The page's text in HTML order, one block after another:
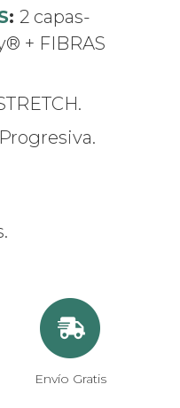
: 2 capas-
+ FIBRAS
Envío Gratis